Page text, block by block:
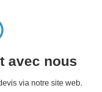
avec nous
via notre site web.